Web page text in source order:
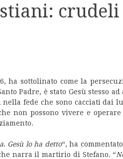
crudeli
ha sottolinato come la
Padre, è stato Gesù stesso
fede che sono cacciati dai
non possono vivere e operare
Gesù lo ha detto“, ha
narra il martirio di Stefano. “